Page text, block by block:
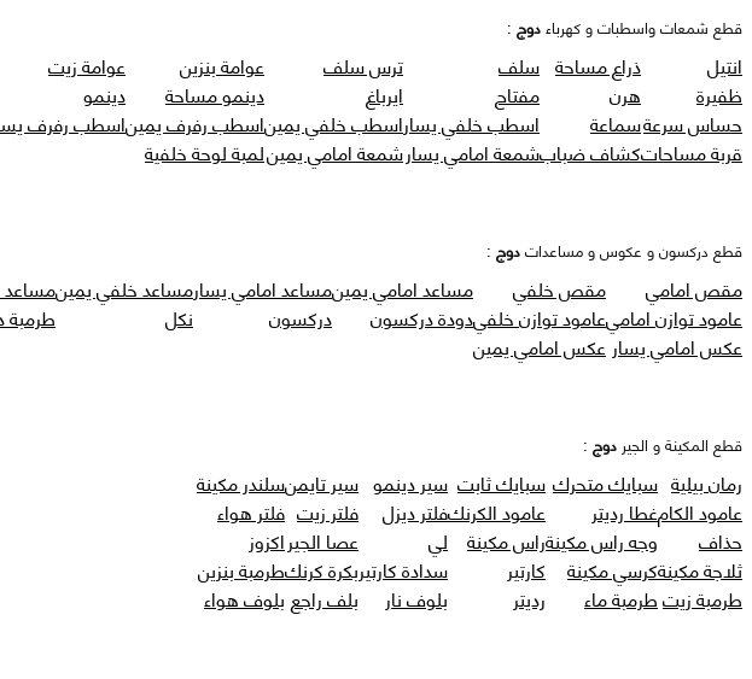
قطع شمعات واسطبات و كهرباءدوج :
انتيل ذراع مساحة سلف ترس سلف عوامة بنزين
عوامة زيت
ظفيرة
هرن مفتاح ايرباغ دينمو مساحة
دينمو
حساس سرعةسماعة اسطب خلفي يساراسطب خلفي يميناسطب رفرف يميناسطب رفرف
قربة مساحاتكشاف ضبابشمعة امامي يسارشمعة امامي يمينلمبة لوحة خلفية
قطع دركسون و عكوس و مساعداتدوج :
مقص امامي مقص خلفي مساعد امامي يمينمساعد امامي يسارمساعد خلفي يمينمساعد
عامود توازن اماميعامود توازن خلفيدودة دركسون دركسون نكل
عكس امامي يسار عكس امامي يمين
قطع المكينة و الجير دوج :
رمان بيلية سبايك متحرك سبايك ثابت سير دينمو سير تايمنسلندر مكينة
عامود الكامغطا رديتر عامود الكرنكفلتر ديزل فلتر زيت فلتر هواء
حذاف
وجه راس مكينةراس مكينة لي عصا الجيراكزوز
ثلاجة مكينةكرسي مكينة كارتير سدادة كارتيربكرة كرنكطرمبة بنزين
طرمبة زيتطرمبة ماء رديتر بلوف نار بلف راجع بلوف هواء